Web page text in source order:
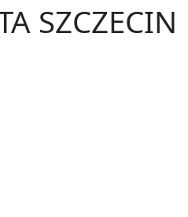
SZCZECIN